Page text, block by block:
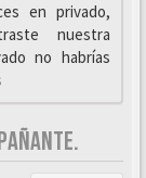
en privado,
nuestra
no habrías